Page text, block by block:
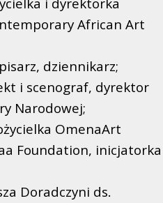
i dyrektorka
African Art
dziennikarz;
i scenograf, dyrektor
Narodowej;
OmenaArt
Foundation, inicjatorka
Doradczyni ds.